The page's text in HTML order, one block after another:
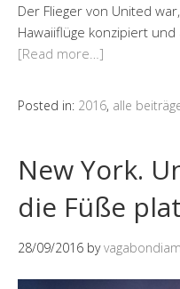
Der Flieger von United
Hawaiiflüge konzipiert
[Read more…]
Posted in: 2016, alle
New York.
die Füße
28/09/2016 by